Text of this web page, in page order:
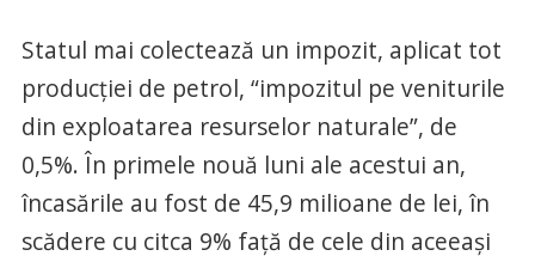
Statul mai colectează un impozit, aplicat tot
producției de petrol, “impozitul pe veniturile
din exploatarea resurselor naturale”, de
0,5%. În primele nouă luni ale acestui an,
încasările au fost de 45,9 milioane de lei, în
scădere cu citca 9% față de cele din aceeași